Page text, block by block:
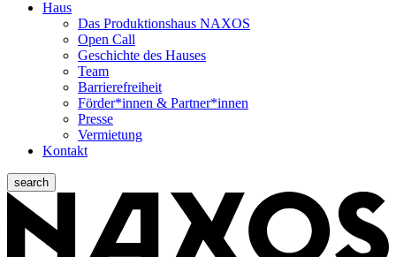
Haus
Das Produktionshaus NAXOS
Open Call
Geschichte des Hauses
Team
Barrierefreiheit
Förder*innen & Partner*innen
Presse
Vermietung
Kontakt
search